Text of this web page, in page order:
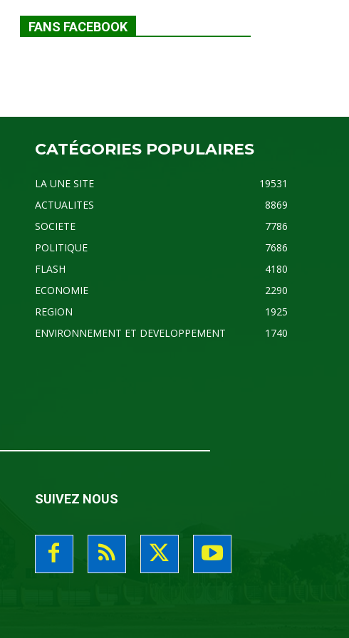
FANS FACEBOOK
CATÉGORIES POPULAIRES
LA UNE SITE
19531
ACTUALITES
8869
SOCIETE
7786
POLITIQUE
7686
FLASH
4180
ECONOMIE
2290
REGION
1925
ENVIRONNEMENT ET DEVELOPPEMENT
1740
SUIVEZ NOUS